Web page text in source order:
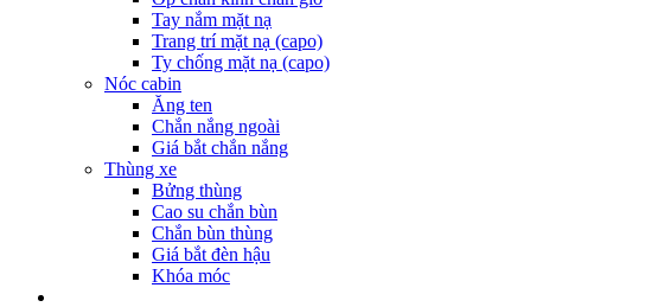
Tay nắm mặt nạ
Trang trí mặt nạ (capo)
Ty chống mặt nạ (capo)
Nóc cabin
Ăng ten
Chắn nắng ngoài
Giá bắt chắn nắng
Thùng xe
Bửng thùng
Cao su chắn bùn
Chắn bùn thùng
Giá bắt đèn hậu
Khóa móc